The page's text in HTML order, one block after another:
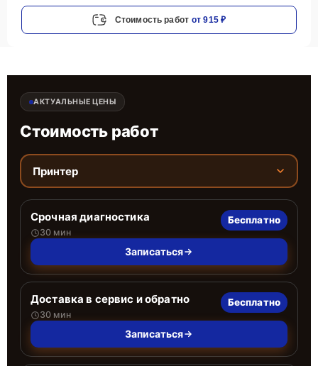
Стоимость работ от 915 ₽
АКТУАЛЬНЫЕ ЦЕНЫ
Стоимость работ
Принтер
Срочная диагностика
30 мин
Бесплатно
Записаться
Доставка в сервис и обратно
30 мин
Бесплатно
Записаться